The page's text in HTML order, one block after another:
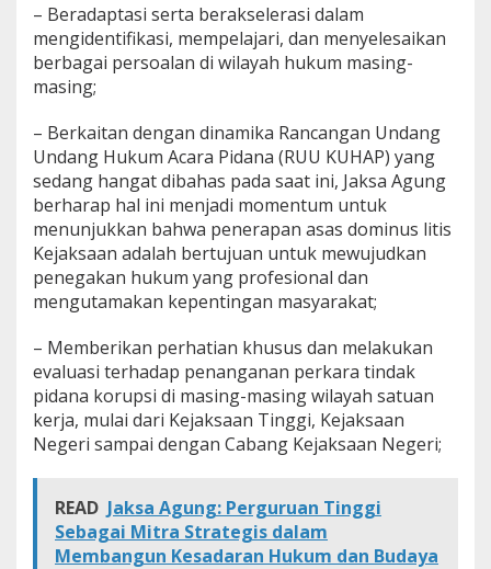
i
t
a
– Beradaptasi serta berakselerasi dalam
mengidentifikasi, mempelajari, dan menyelesaikan
berbagai persoalan di wilayah hukum masing-
masing;
– Berkaitan dengan dinamika Rancangan Undang
Undang Hukum Acara Pidana (RUU KUHAP) yang
sedang hangat dibahas pada saat ini, Jaksa Agung
berharap hal ini menjadi momentum untuk
menunjukkan bahwa penerapan asas dominus litis
Kejaksaan adalah bertujuan untuk mewujudkan
penegakan hukum yang profesional dan
mengutamakan kepentingan masyarakat;
– Memberikan perhatian khusus dan melakukan
evaluasi terhadap penanganan perkara tindak
pidana korupsi di masing-masing wilayah satuan
kerja, mulai dari Kejaksaan Tinggi, Kejaksaan
Negeri sampai dengan Cabang Kejaksaan Negeri;
READ Jaksa Agung: Perguruan Tinggi
Sebagai Mitra Strategis dalam
Membangun Kesadaran Hukum dan Budaya